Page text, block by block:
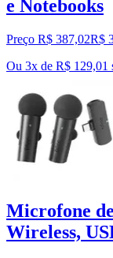
e Notebooks
Preço R$ 387,02R$
Ou 3x de R$ 129,01
Microfone
Wireless,